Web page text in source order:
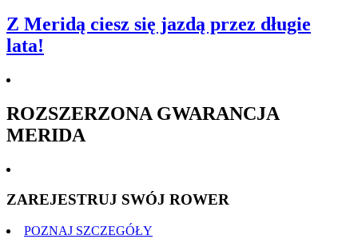
Z Meridą ciesz się jazdą przez długie
lata!
ROZSZERZONA GWARANCJA
MERIDA
ZAREJESTRUJ SWÓJ ROWER
POZNAJ SZCZEGÓŁY